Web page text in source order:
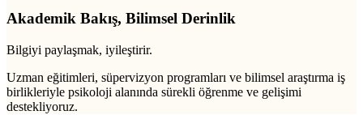
Akademik Bakış, Bilimsel Derinlik
Bilgiyi paylaşmak, iyileştirir.
Uzman eğitimleri, süpervizyon programları ve bilimsel araştırma iş
birlikleriyle psikoloji alanında sürekli öğrenme ve gelişimi
destekliyoruz.